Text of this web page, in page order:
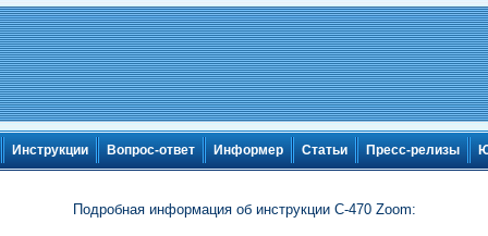
Инструкции Вопрос-ответ Информер Статьи Пресс-релизы
Подробная информация об инструкции C-470 Zoom: